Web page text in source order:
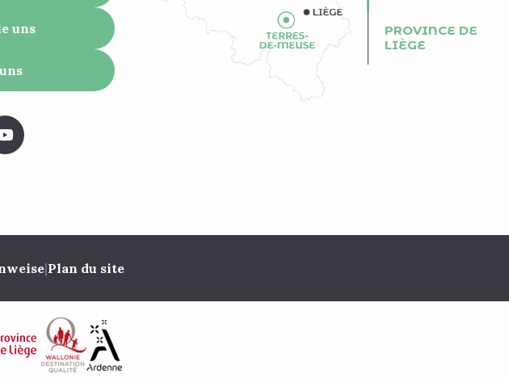
uns
PROVINCE DE
LIÈGE
|Plan du site